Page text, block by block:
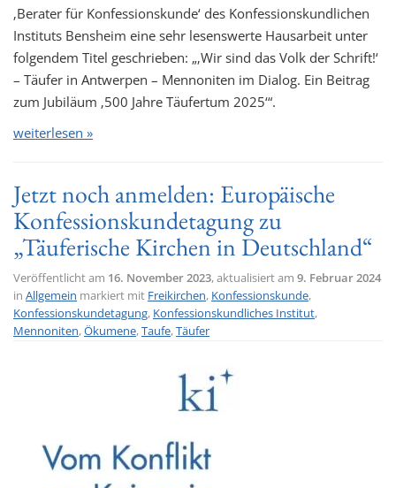
‚Berater für Konfessionskunde‘ des Konfessionskundlichen
Instituts Bensheim eine sehr lesenswerte Hausarbeit unter
folgendem Titel geschrieben: „‚Wir sind das Volk der Schrift!‘
– Täufer in Antwerpen – Mennoniten im Dialog. Ein Beitrag
zum Jubiläum ‚500 Jahre Täufertum 2025‘“.
weiterlesen »
Jetzt noch anmelden: Europäische
Konfessionskundetagung zu
„Täuferische Kirchen in Deutschland“
Veröffentlicht am 16. November 2023, aktualisiert am 9. Februar 2024
in Allgemein markiert mit Freikirchen, Konfessionskunde,
Konfessionskundetagung, Konfessionskundliches Institut,
Mennoniten,Ökumene,Taufe,Täufer